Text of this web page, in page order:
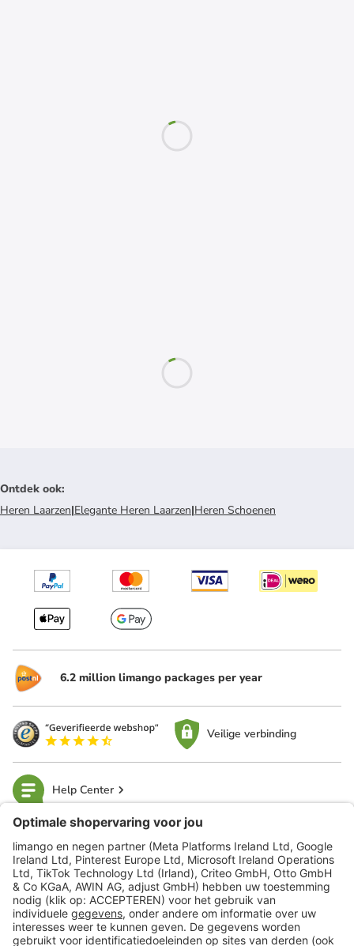
Ontdek ook:
Heren Laarzen|Elegante Heren Laarzen|Heren Schoenen
6.2 million limango packages per year
Veilige verbinding
Help Center
limango
Veilig winkelen
Klantenservice